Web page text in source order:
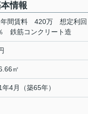
情報
年間賃料 420万 想定利
鉄筋コンクリート造
㎡
年4月（築65年）